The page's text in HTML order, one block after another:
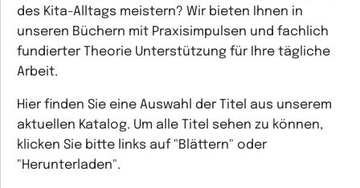
des Kita-Alltags meistern? Wir bieten Ihnen in
unseren Büchern mit Praxisimpulsen und fachlich
fundierter Theorie Unterstützung für Ihre tägliche
Arbeit.
Hier finden Sie eine Auswahl der Titel aus unserem
aktuellen Katalog. Um alle Titel sehen zu können,
klicken Sie bitte links auf "Blättern" oder
"Herunterladen".